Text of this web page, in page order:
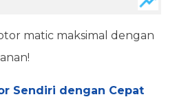
matic maksimal dengan
Sendiri dengan Cepat